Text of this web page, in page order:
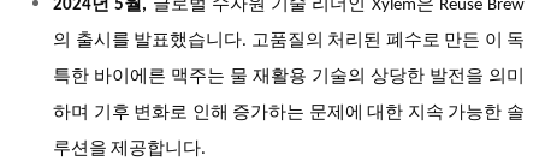
2024년 5월, 글로벌 수자원 기술 리더인 Xylem은 Reuse Brew
의 출시를 발표했습니다. 고품질의 처리된 폐수로 만든 이 독
특한 바이에른 맥주는 물 재활용 기술의 상당한 발전을 의미
하며 기후 변화로 인해 증가하는 문제에 대한 지속 가능한 솔
루션을 제공합니다.